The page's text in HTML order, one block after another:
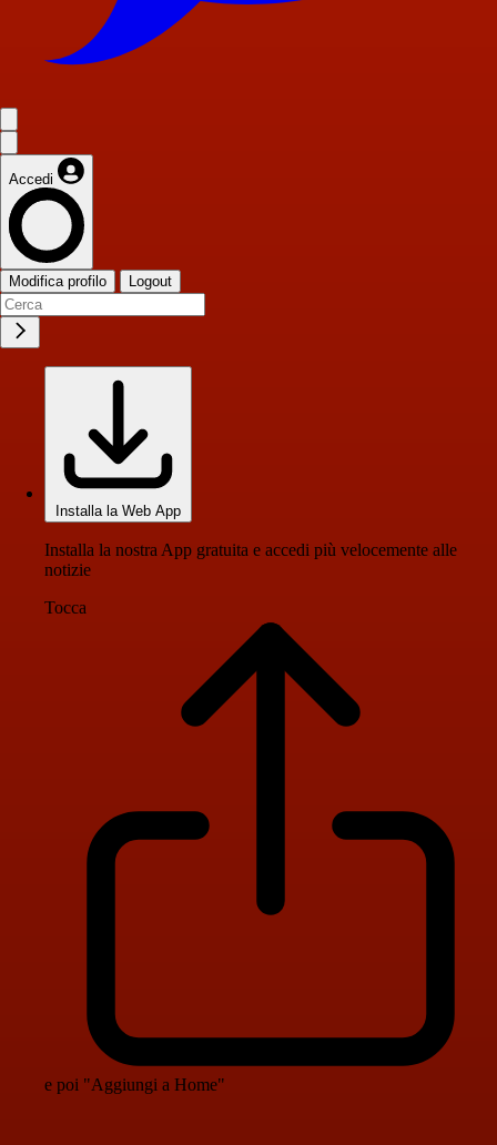
Accedi
Modifica profilo Logout
Installa la Web App
Installa la nostra App gratuita e accedi più velocemente alle
notizie
Tocca
e poi "Aggiungi a Home"